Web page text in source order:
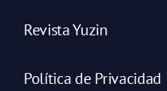
Revista Yuzin
Política de Privacidad